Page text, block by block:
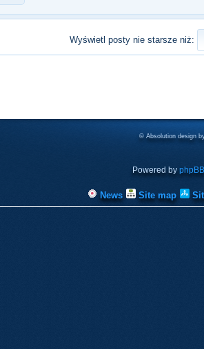
Wyświetl posty nie starsze niż:
© Absolution design
Powered by phpBB
News Site map